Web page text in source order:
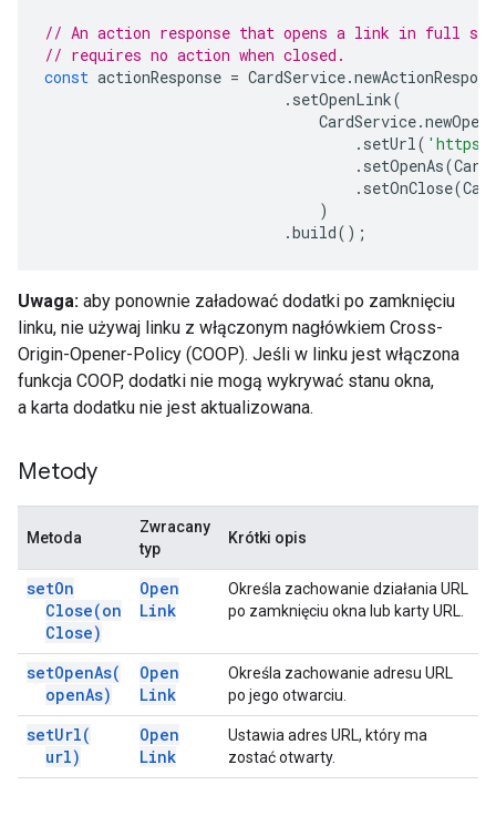
// An action response that opens a link in full
// requires no action when closed.
const actionResponse = CardService.
. setOpenLink(
CardService.
. setUrl(
. setOpenAs(
. setOnClose(
)
.build();
Uwaga: aby ponownie załadować dodatki po zamknięciu
linku, nie używaj linku z włączonym nagłówkiem Cross-
Origin-Opener-Policy (COOP). Jeśli w linku jest włączona
funkcja COOP, dodatki nie mogą wykrywać stanu okna,
a karta dodatku nie jest aktualizowana.
Metody
Metoda
Zwracany
typ
Krótki opis
setOn
Close(on
Close)
Open
Link
Określa zachowanie działania URL
po zamknięciu okna lub karty URL.
setOpenAs(
openAs)
Open
Link
Określa zachowanie adresu URL
po jego otwarciu.
setUrl(
url)
Open
Link
Ustawia adres URL, który ma
zostać otwarty.